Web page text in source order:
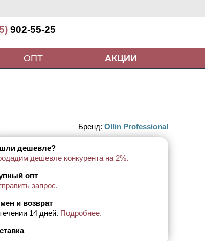
902-55-25
ОПТ АКЦИИ
Бренд: Ollin Professional
дешевле?
дешевле конкурента на 2%.
опт
запрос.
и возврат
14 дней. Подробнее.